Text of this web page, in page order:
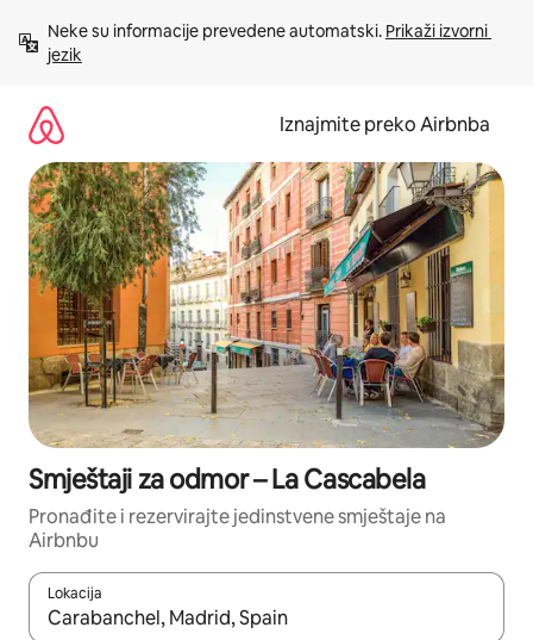
sadržaj
Neke su informacije prevedene automatski. Prikaži izvorni
jezik
Iznajmite preko Airbnba
Smještaji za odmor – La Cascabela
Pronađite i rezervirajte jedinstvene smještaje na
Airbnbu
Lokacija
Kada budu dostupni rezultati, moći ćete ih pregledati